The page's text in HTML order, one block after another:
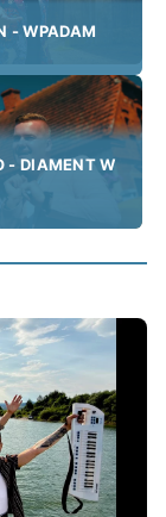
- WPADAM
- DIAMENT W